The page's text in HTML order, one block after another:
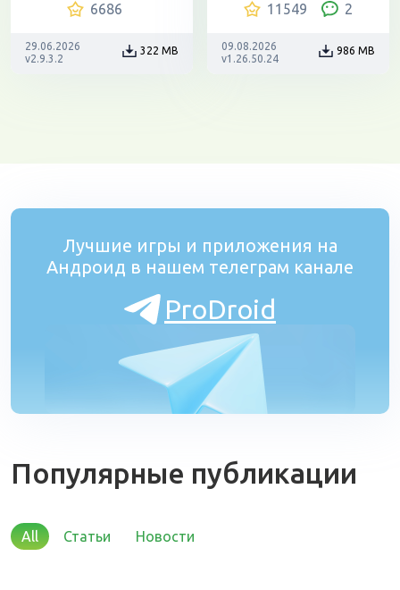
6686
29.06.2026
v2.9.3.2
322 MB
11549 2
09.08.2026
v1.26.50.24
986 MB
Лучшие игры и приложения на
Андроид в нашем телеграм канале
ProDroid
Популярные публикации
All Статьи Новости